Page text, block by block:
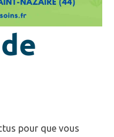
pour que vous